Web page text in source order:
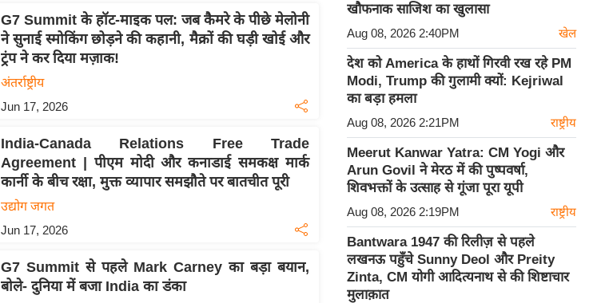
G7 Summit के हॉट-माइक पल: जब कैमरे के पीछे मेलोनी
ने सुनाई स्मोकिंग छोड़ने की कहानी, मैक्रों की घड़ी खोई और
ट्रंप ने कर दिया मज़ाक!
अंतर्राष्ट्रीय
Jun 17, 2026
India-Canada Relations Free Trade
Agreement | पीएम मोदी और कनाडाई समकक्ष मार्क
कार्नी के बीच रक्षा, मुक्त व्यापार समझौते पर बातचीत पूरी
उद्योग जगत
Jun 17, 2026
G7 Summit से पहले Mark Carney का बड़ा बयान,
बोले- दुनिया में बजा India का डंका
खौफनाक साजिश का खुलासा
Aug 08, 2026 2:40PM खेल
देश को America के हाथों गिरवी रख रहे PM
Modi, Trump की गुलामी क्यों: Kejriwal
का बड़ा हमला
Aug 08, 2026 2:21PM राष्ट्रीय
Meerut Kanwar Yatra: CM Yogi और
Arun Govil ने मेरठ में की पुष्पवर्षा,
शिवभक्तों के उत्साह से गूंजा पूरा यूपी
Aug 08, 2026 2:19PM राष्ट्रीय
Bantwara 1947 की रिलीज़ से पहले
लखनऊ पहुँचे Sunny Deol और Preity
Zinta, CM योगी आदित्यनाथ से की शिष्टाचार
मुलाक़ात